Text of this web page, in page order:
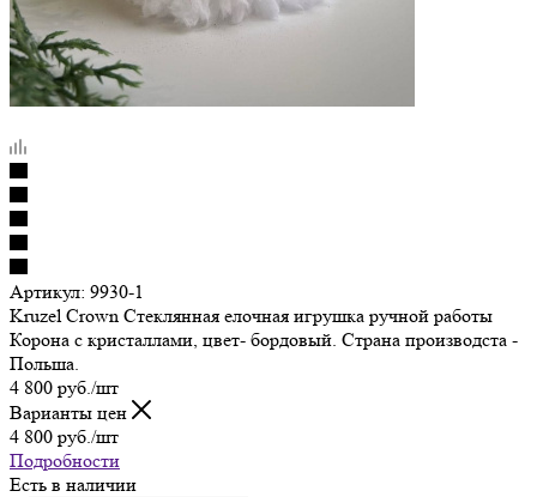
Артикул: 9930-1
Kruzel Crown Стеклянная елочная игрушка ручной работы
Корона с кристаллами, цвет- бордовый. Страна производста -
Польша.
4 800 руб. /шт
Варианты цен
4 800 руб. /шт
Подробности
Есть в наличии